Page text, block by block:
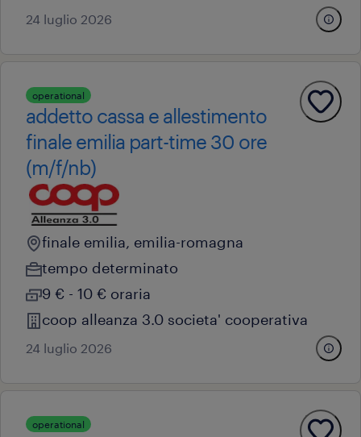
24 luglio 2026
operational
addetto cassa e allestimento
finale emilia part-time 30 ore
(m/f/nb)
finale emilia, emilia-romagna
tempo determinato
9 € - 10 € oraria
coop alleanza 3.0 societa' cooperativa
24 luglio 2026
operational